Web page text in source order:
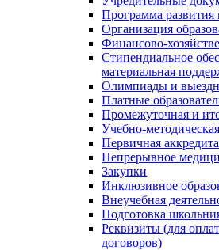
Программа развития
Организация
Финансово-
Стипендиальное
материальная
Олимпиады и
Платные
Промежуточная и
Учебно-
Первичная
Непрерывное
Закупки
Инклюзивное
Внеучебная
Подготовка
Реквизиты (для
договоров)